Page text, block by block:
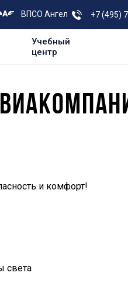
ВПСО Ангел +7 (495)
Учебный
центр
и комфорт!
света